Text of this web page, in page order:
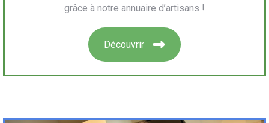
grâce à notre annuaire d’artisans !
Découvrir